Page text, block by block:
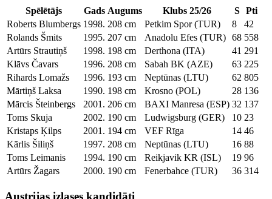
Spēlētājs Gads Augums Klubs 25/26 S
Pti
Roberts Blumbergs 1998. 208 cm Petkim Spor (TUR) 8
42
Rolands Šmits
1995. 207 cm Anadolu Efes (TUR) 68 558
Artūrs Strautiņš
1998. 198 cm Derthona (ITA) 41 291
Klāvs Čavars
1996. 208 cm Sabah BK (AZE) 63 225
Rihards Lomažs
1996. 193 cm Neptūnas (LTU) 62 805
Mārtiņš Laksa
1990. 198 cm Krosno (POL) 28 136
Mārcis Šteinbergs
2001. 206 cm BAXI Manresa (ESP) 32 137
Toms Skuja
2002. 190 cm Ludwigsburg (GER) 10 23
Kristaps Ķilps
2001. 194 cm VEF Rīga 14 46
Kārlis Šiliņš
1997. 208 cm Neptūnas (LTU) 16 88
Toms Leimanis
1994. 190 cm Reikjavik KR (ISL) 19 96
Artūrs Žagars
2000. 190 cm Fenerbahce (TUR) 36 314
Austrijas izlases kandidāti